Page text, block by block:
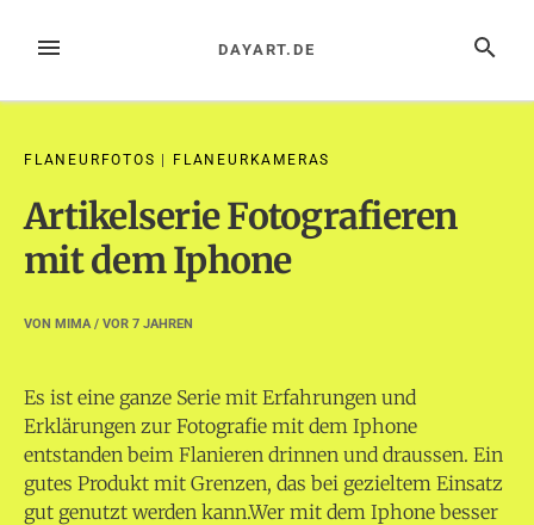
InhaltMENÜ SUCHE
DAYART.DE
FLANEURFOTOS FLANEURKAMERAS
Artikelserie Fotografieren
mit dem Iphone
VON MIMA/ VOR 7 JAHREN
Es ist eine ganze Serie mit Erfahrungen und
Erklärungen zur Fotografie mit dem Iphone
entstanden beim Flanieren drinnen und draussen. Ein
gutes Produkt mit Grenzen, das bei gezieltem Einsatz
gut genutzt werden kann.Wer mit dem Iphone besser